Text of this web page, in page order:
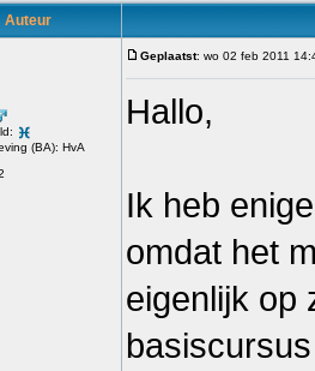
Auteur
(BA): HvA
Geplaatst: wo 02 feb 2011
Hallo,
Ik heb
omdat het
eigenlijk op